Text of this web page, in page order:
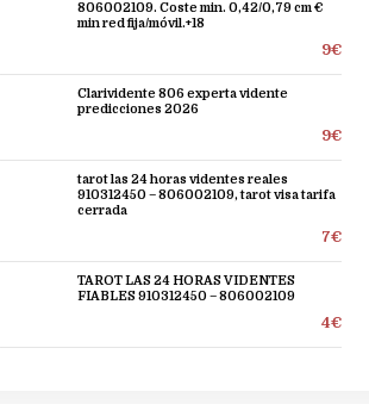
806002109. Coste min. 0,42/0,79 cm €
min red fija/móvil.+18
9€
Clarividente 806 experta vidente
predicciones 2026
9€
tarot las 24 horas videntes reales
910312450 – 806002109, tarot visa tarifa
cerrada
7€
TAROT LAS 24 HORAS VIDENTES
FIABLES 910312450 – 806002109
4€